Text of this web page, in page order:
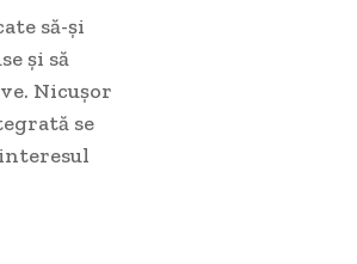
să-și
și să
Nicușor
se